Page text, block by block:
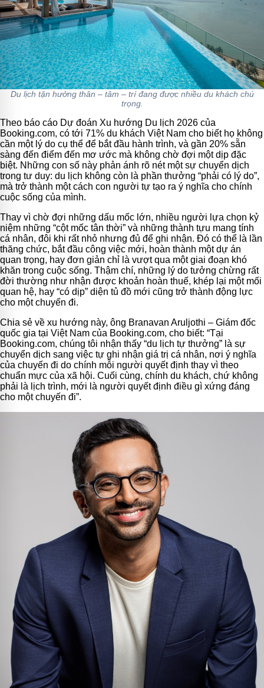
Du lịch tận hưởng thân – tâm – trí đang được nhiều du khách chú
trọng.
Theo báo cáo Dự đoán Xu hướng Du lịch 2026 của
Booking.com, có tới 71% du khách Việt Nam cho biết họ không
cần một lý do cụ thể để bắt đầu hành trình, và gần 20% sẵn
sàng đến điểm đến mơ ước mà không chờ đợi một dịp đặc
biệt. Những con số này phản ánh rõ nét một sự chuyển dịch
trong tư duy: du lịch không còn là phần thưởng “phải có lý do”,
mà trở thành một cách con người tự tạo ra ý nghĩa cho chính
cuộc sống của mình.
Thay vì chờ đợi những dấu mốc lớn, nhiều người lựa chọn kỷ
niệm những “cột mốc tân thời” và những thành tựu mang tính
cá nhân, đôi khi rất nhỏ nhưng đủ để ghi nhận. Đó có thể là lần
thăng chức, bắt đầu công việc mới, hoàn thành một dự án
quan trọng, hay đơn giản chỉ là vượt qua một giai đoạn khó
khăn trong cuộc sống. Thậm chí, những lý do tưởng chừng rất
đời thường như nhận được khoản hoàn thuế, khép lại một mối
quan hệ, hay “có dịp” diện tủ đồ mới cũng trở thành động lực
cho một chuyến đi.
Chia sẻ về xu hướng này, ông Branavan Aruljothi – Giám đốc
quốc gia tại Việt Nam của Booking.com, cho biết: “Tại
Booking.com, chúng tôi nhận thấy “du lịch tự thưởng” là sự
chuyển dịch sang việc tự ghi nhận giá trị cá nhân, nơi ý nghĩa
của chuyến đi do chính mỗi người quyết định thay vì theo
chuẩn mực của xã hội. Cuối cùng, chính du khách, chứ không
phải là lịch trình, mới là người quyết định điều gì xứng đáng
cho một chuyến đi”.